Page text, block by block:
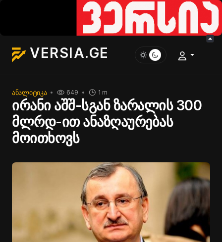
VERSIA.GE
ᲐᲜᲐᲚᲘᲢᲘᲙᲐ 1 m
649
ირანი აშშ-სგან ზარალის 300
მლრდ-ით ანაზღაურებას
მოითხოვს